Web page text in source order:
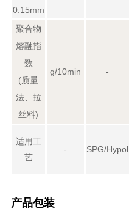
0.15mm
聚合物
熔融指
数
(质量
法、拉
丝料)
g/10min -
适用工
艺
- SPG/Hypol
产品包装